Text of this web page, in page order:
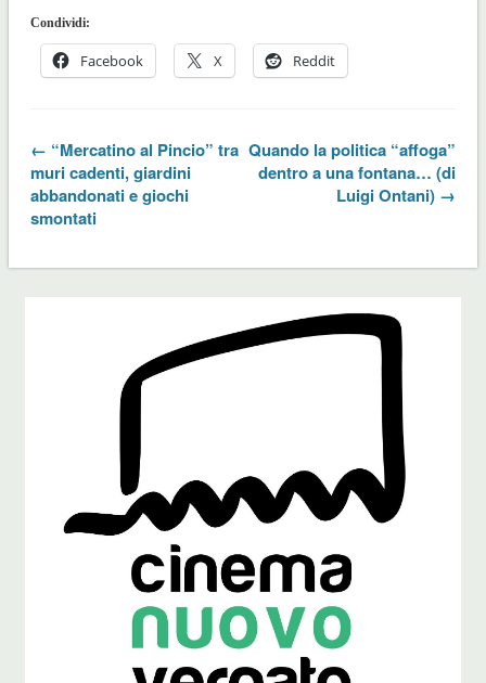
Condividi:
Facebook X Reddit
← “Mercatino al Pincio” tra
muri cadenti, giardini
abbandonati e giochi
smontati
Quando la politica “affoga”
dentro a una fontana… (di
Luigi Ontani) →